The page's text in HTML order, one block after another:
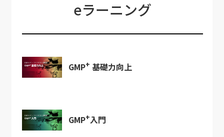
eラーニング
GMP+ 基礎力向上
GMP+入門